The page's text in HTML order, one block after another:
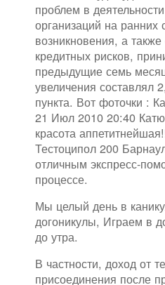
проблем в
организаций на ранних
возникновения, а
кредитных рисков,
предыдущие семь
увеличения составлял
пункта. Вот фоточки :
21 Июл 2010 20:40
красота
Тестоципол 200
отличным экспресс-
процессе.
Мы целый день в
догоникулы, Играем в
до утра.
В частности, доход от
присоединения после